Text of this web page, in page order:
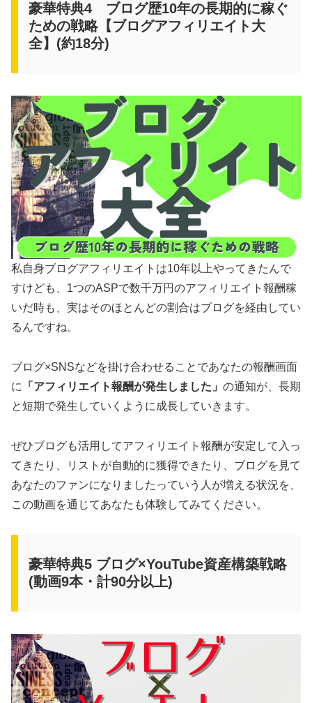
豪華特典4 ブログ歴10年の長期的に稼ぐ
ための戦略【ブログアフィリエイト大
全】(約18分)
私自身ブログアフィリエイトは10年以上やってきたんで
すけども、1つのASPで数千万円のアフィリエイト報酬稼
いだ時も、実はそのほとんどの割合はブログを経由してい
るんですね。
ブログ×SNSなどを掛け合わせることであなたの報酬画面
に
「アフィリエイト報酬が発生しました」 の通知が、長期
と短期で発生していくように成長していきます。
ぜひブログも活用してアフィリエイト報酬が安定して入っ
てきたり、リストが自動的に獲得できたり、ブログを見て
あなたのファンになりましたっていう人が増える状況を、
この動画を通じてあなたも体験してみてください。
豪華特典5 ブログ×YouTube資産構築戦略
(動画9本・計90分以上)